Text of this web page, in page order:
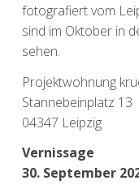
fotografiert vom
sind im Oktober in
sehen.
Projektwohnung
Stannebeinplatz 13
04347 Leipzig
Vernissage
30. September